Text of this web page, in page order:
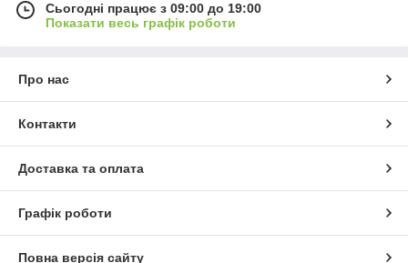
Сьогодні працює з 09:00 до 19:00
Показати весь графік роботи
Про нас
Контакти
Доставка та оплата
Графік роботи
Повна версія сайту